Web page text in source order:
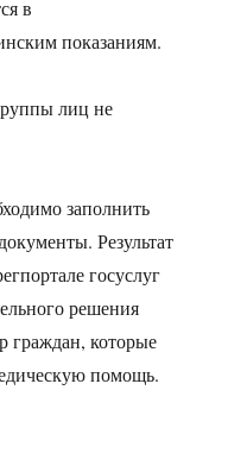
в
показаниям.
лиц не
заполнить
Результат
госуслуг
решения
граждан, которые
помощь.